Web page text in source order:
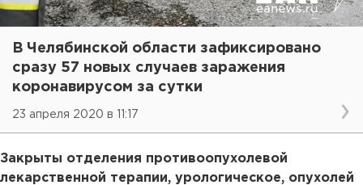
В Челябинской области зафиксировано
сразу 57 новых случаев заражения
коронавирусом за сутки
23 апреля 2020 в 11:17
Закрыты отделения противоопухолевой
лекарственной терапии, урологическое, опухолей